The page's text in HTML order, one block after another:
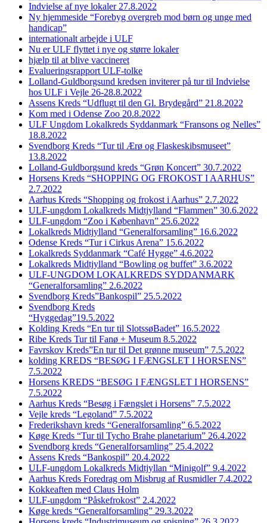
Indvielse af nye lokaler 27.8.2022
Ny hjemmeside “Forebyg overgreb mod børn og unge med
handicap”
internationalt arbejde i ULF
Nu er ULF flyttet i nye og større lokaler
hjælp til at blive vaccineret
Evalueringsrapport ULF-tolke
Lolland-Guldborgsund kredsen inviterer på tur til Indvielse
hos ULF i Vejle 26-28.8.2022
Assens Kreds “Udflugt til den Gl. Brydegård” 21.8.2022
Kom med i Odense Zoo 20.8.2022
ULF Ungdom Lokalkreds Syddanmark “Fransons og Nelles”
18.8.2022
Svendborg Kreds “Tur til Ærø og Flaskeskibsmuseet”
13.8.2022
Lolland-Guldborgsund kreds “Grøn Koncert” 30.7.2022
Horsens Kreds “SHOPPING OG FROKOST I AARHUS”
2.7.2022
Aarhus Kreds “Shopping og frokost i Aarhus” 2.7.2022
ULF-ungdom Lokalkreds Midtjylland “Flammen” 30.6.2022
ULF-ungdom “Zoo i København” 25.6.2022
Lokalkreds Midtjylland “Generalforsamling” 16.6.2022
Odense Kreds “Tur i Cirkus Arena” 15.6.2022
Lokalkreds Syddanmark “Café Hygge” 4.6.2022
Lokalkreds Midtjylland “Bowling og buffet” 3.6.2022
ULF-UNGDOM LOKALKREDS SYDDANMARK
“Generalforsamling” 2.6.2022
Svendborg Kreds”Bankospil” 25.5.2022
Svendborg Kreds
“Hyggedag”19.5.2022
Kolding Kreds “En tur til SlotssøBadet” 16.5.2022
Ribe Kreds Tur til Fanø + Museum 8.5.2022
Favrskov Kreds”En tur til Det grønne museum” 7.5.2022
kolding KREDS “BESØG I FÆNGSLET I HORSENS”
7.5.2022
Horsens KREDS “BESØG I FÆNGSLET I HORSENS”
7.5.2022
Aarhus Kreds “Besøg i Fængslet i Horsens” 7.5.2022
Vejle kreds “Legoland” 7.5.2022
Frederikshavn kreds “Generalforsamling” 6.5.2022
Køge Kreds “Tur til Tycho Brahe planetarium” 26.4.2022
Svendborg kreds “Generalforsamling” 25.4.2022
Assens Kreds “Bankospil” 20.4.2022
ULF-ungdom Lokalkreds Midtjyllan “Minigolf” 9.4.2022
Aarhus Kreds Foredrag om Misbrug af Rusmidler 7.4.2022
Kokkeaften med Claus Holm
ULF-ungdom “Påskefrokost” 2.4.2022
Køge kreds “Generalforsamling” 29.3.2022